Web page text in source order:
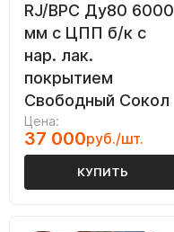
RJ/ВРС Ду80 6000
мм с ЦПП б/к с
нар. лак.
покрытием
Свободный Сокол
Цена:
37 000руб./шт.
КУПИТЬ